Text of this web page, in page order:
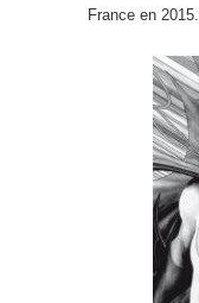
France en 2015.